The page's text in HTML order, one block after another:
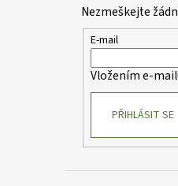
Nezmeškejte
E-mail
Vložením e-
PŘIHLÁSIT SE